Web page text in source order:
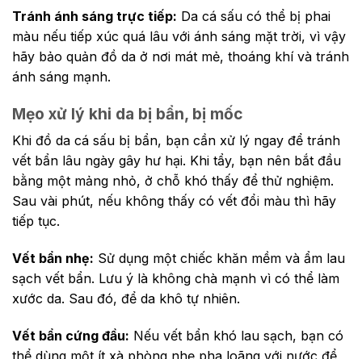
Tránh ánh sáng trực tiếp: Da cá sấu có thể bị phai
màu nếu tiếp xúc quá lâu với ánh sáng mặt trời, vì vậy
hãy bảo quản đồ da ở nơi mát mẻ, thoáng khí và tránh
ánh sáng mạnh.
Mẹo xử lý khi da bị bẩn, bị mốc
Khi đồ da cá sấu bị bẩn, bạn cần xử lý ngay để tránh
vết bẩn lâu ngày gây hư hại. Khi tẩy, bạn nên bắt đầu
bằng một mảng nhỏ, ở chỗ khó thấy để thử nghiệm.
Sau vài phút, nếu không thấy có vết đổi màu thì hãy
tiếp tục.
Vết bẩn nhẹ: Sử dụng một chiếc khăn mềm và ẩm lau
sạch vết bẩn. Lưu ý là không chà mạnh vì có thể làm
xước da. Sau đó, để da khô tự nhiên.
Vết bẩn cứng đầu: Nếu vết bẩn khó lau sạch, bạn có
thể dùng một ít xà phòng nhẹ pha loãng với nước để